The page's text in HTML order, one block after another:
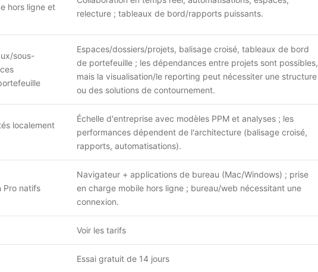
hors ligne et
relecture ; tableaux de bord/rapports puissants.
sous-
Espaces/dossiers/projets, balisage croisé, tableaux de bord
de portefeuille ; les dépendances entre projets sont possibles,
mais la visualisation/le reporting peut nécessiter une structure
ou des solutions de contournement.
localement
Échelle d'entreprise avec modèles PPM et analyses ; les
performances dépendent de l'architecture (balisage croisé,
rapports, automatisations).
Pro natifs
Navigateur + applications de bureau (Mac/Windows) ; prise
en charge mobile hors ligne ; bureau/web nécessitant une
connexion.
Voir les tarifs
Essai gratuit de 14 jours